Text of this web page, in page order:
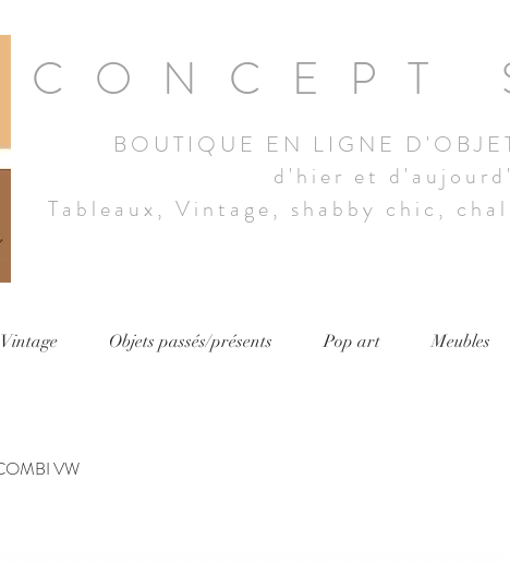
CONCEPT
BOUTIQUE EN LIGNE
d'hier et
Tableaux, Vintage, shabby chic,
Vintage Objets passés/présents Pop art Meubles
VW